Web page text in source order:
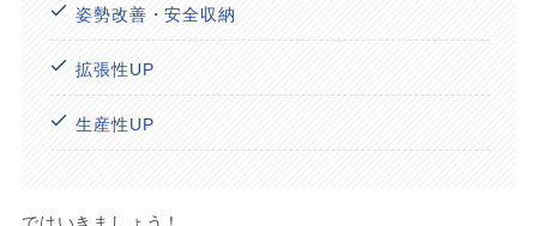
姿勢改善・安全収納
拡張性UP
生産性UP
ではいきましょう！